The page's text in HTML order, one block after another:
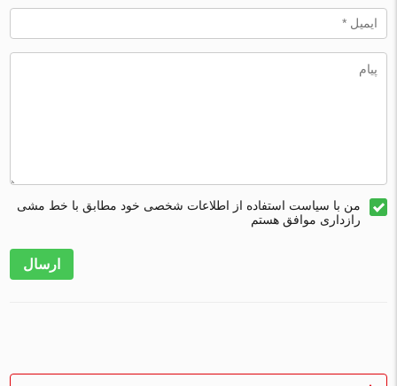
من با سیاست استفاده از اطلاعات شخصی خود مطابق با خط مشی
رازداری موافق هستم
ارسال